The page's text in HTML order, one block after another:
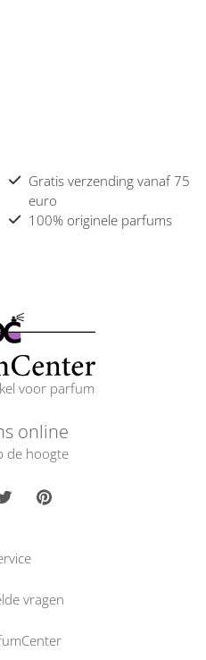
Gratis verzending vanaf 75
euro
100% originele parfums
voor parfum
online
de hoogte
vragen